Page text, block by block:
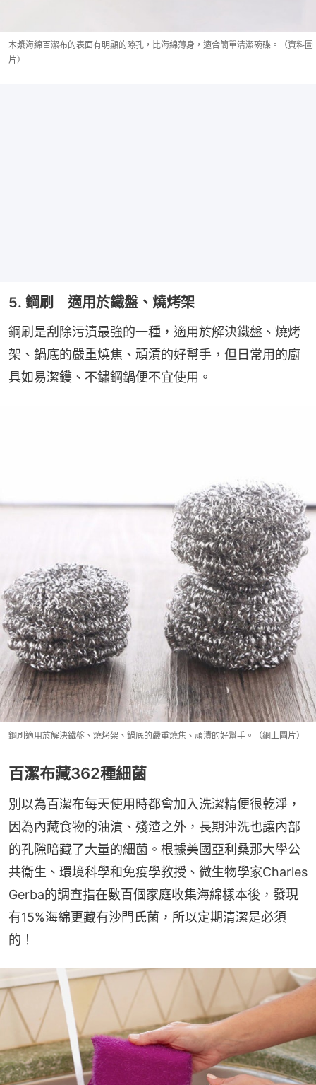
木漿海綿百潔布的表面有明顯的隙孔，比海綿薄身，適合簡單清潔碗碟。（資料圖
片）
5. 鋼刷 適用於鐵盤、燒烤架
鋼刷是刮除污漬最強的一種，適用於解決鐵盤、燒烤
架、鍋底的嚴重燒焦、頑漬的好幫手，但日常用的廚
具如易潔鑊、不鏽鋼鍋便不宜使用。
鋼刷適用於解決鐵盤、燒烤架、鍋底的嚴重燒焦、頑漬的好幫手。（網上圖片）
百潔布藏362種細菌
別以為百潔布每天使用時都會加入洗潔精便很乾淨，
因為內藏食物的油漬、殘渣之外，長期沖洗也讓內部
的孔隙暗藏了大量的細菌。根據美國亞利桑那大學公
共衞生、環境科學和免疫學教授、微生物學家Charles
Gerba的調查指在數百個家庭收集海綿樣本後，發現
有15%海綿更藏有沙門氏菌，所以定期清潔是必須
的！